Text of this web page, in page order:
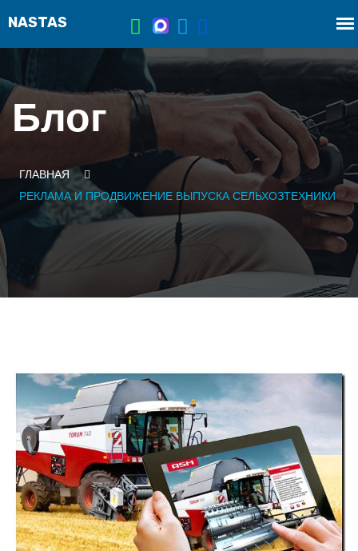
Блог
ГЛАВНАЯ
РЕКЛАМА И ПРОДВИЖЕНИЕ ВЫПУСКА СЕЛЬХОЗТЕХНИКИ